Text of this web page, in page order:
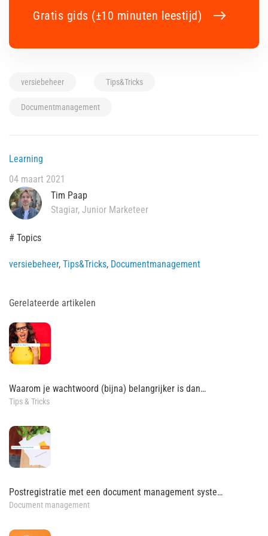
Gratis gids (±10 minuten leestijd)
versiebeheer Tips&Tricks
Documentmanagement
Learning
04 maart 2021
Tim Paap
Stagiar, Junior Marketeer
# Topics
versiebeheer, Tips&Tricks, Documentmanagement
Gerelateerde artikelen
Waarom je wachtwoord (bijna) belangrijker is dan…
Tips & Tricks
Postregistratie met een document management syste…
Document management